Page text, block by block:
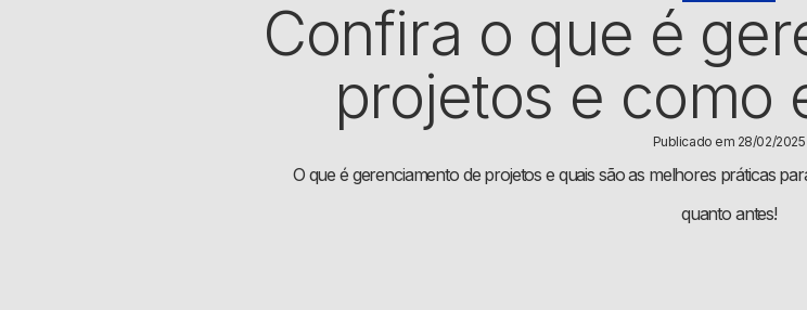
Confira o que é
projetos e como
Publicado em 28/02/2025
O que é gerenciamento de projetos e quais são as melhores práticas
quanto antes!